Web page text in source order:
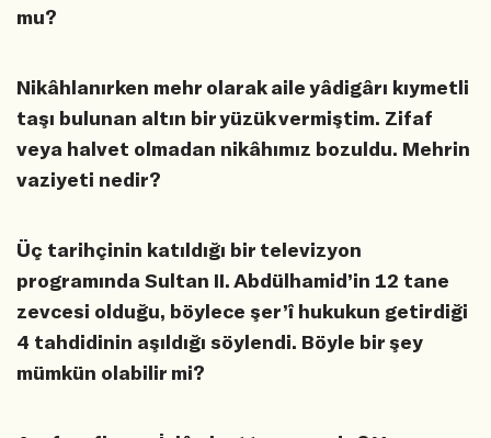
mu?
Nikâhlanırken mehr olarak aile yâdigârı kıymetli
taşı bulunan altın bir yüzük vermiştim. Zifaf
veya halvet olmadan nikâhımız bozuldu. Mehrin
vaziyeti nedir?
Üç tarihçinin katıldığı bir televizyon
programında Sultan II. Abdülhamid’in 12 tane
zevcesi olduğu, böylece şer’î hukukun getirdiği
4 tahdidinin aşıldığı söylendi. Böyle bir şey
mümkün olabilir mi?